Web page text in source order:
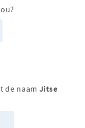
de naam Jitse